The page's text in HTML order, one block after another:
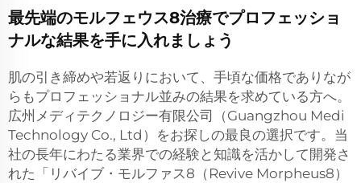
最先端のモルフェウス8治療でプロフェッショ
ナルな結果を手に入れましょう
肌の引き締めや若返りにおいて、手頃な価格でありなが
らもプロフェッショナル並みの結果を求めている方へ。
広州メディテクノロジー有限公司（Guangzhou Medi
Technology Co., Ltd）をお探しの最良の選択です。当
社の長年にわたる業界での経験と知識を活かして開発さ
れた「リバイブ・モルファス8（Revive Morpheus8）